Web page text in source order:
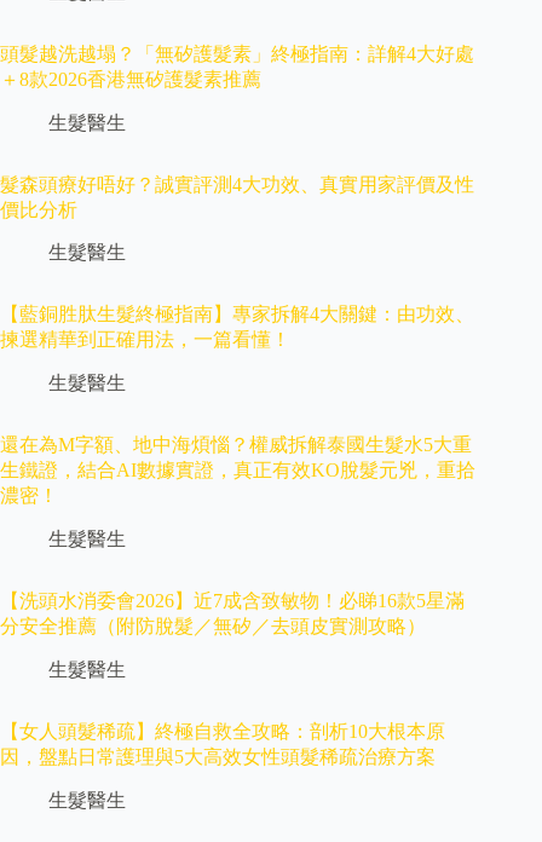
頭髮越洗越塌？「無矽護髮素」終極指南：詳解4大好處
＋8款2026香港無矽護髮素推薦
生髮醫生
髮森頭療好唔好？誠實評測4大功效、真實用家評價及性
價比分析
生髮醫生
【藍銅胜肽生髮終極指南】專家拆解4大關鍵：由功效、
揀選精華到正確用法，一篇看懂！
生髮醫生
還在為M字額、地中海煩惱？權威拆解泰國生髮水5大重
生鐵證，結合AI數據實證，真正有效KO脫髮元兇，重拾
濃密！
生髮醫生
【洗頭水消委會2026】近7成含致敏物！必睇16款5星滿
分安全推薦（附防脫髮／無矽／去頭皮實測攻略）
生髮醫生
【女人頭髮稀疏】終極自救全攻略：剖析10大根本原
因，盤點日常護理與5大高效女性頭髮稀疏治療方案
生髮醫生